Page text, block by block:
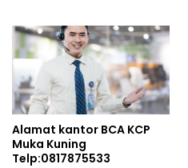
Alamat kantor BCA KCP
Muka Kuning
Telp:0817875533